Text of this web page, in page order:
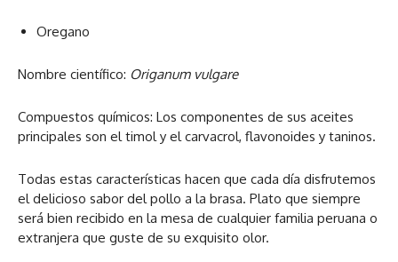
Oregano
Nombre científico: Origanum vulgare
Compuestos químicos: Los componentes de sus aceites
principales son el timol y el carvacrol, flavonoides y taninos.
Todas estas características hacen que cada día disfrutemos
el delicioso sabor del pollo a la brasa. Plato que siempre
será bien recibido en la mesa de cualquier familia peruana o
extranjera que guste de su exquisito olor.